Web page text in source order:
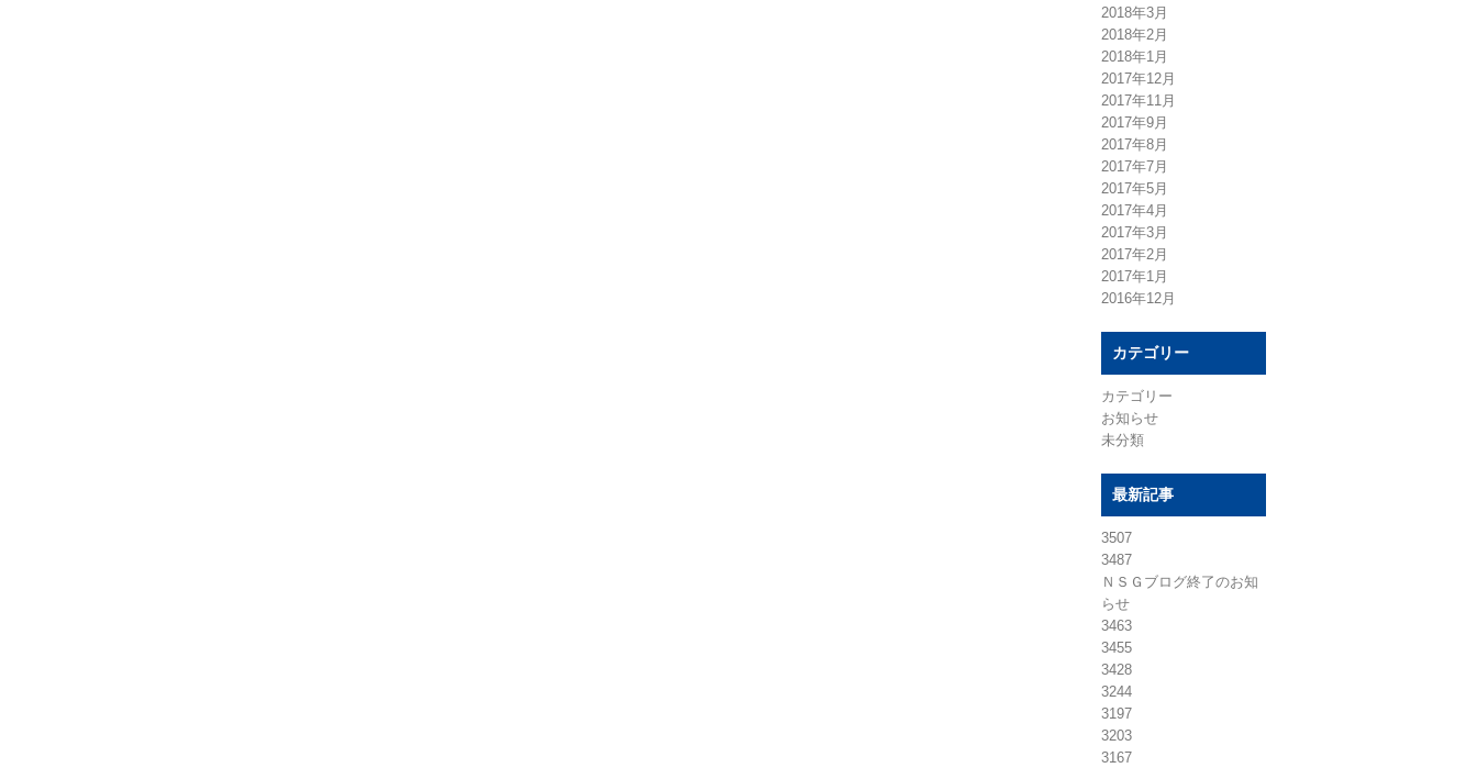
2018年3月
2018年2月
2018年1月
2017年12月
2017年11月
2017年9月
2017年8月
2017年7月
2017年5月
2017年4月
2017年3月
2017年2月
2017年1月
2016年12月
カテゴリー
カテゴリー
お知らせ
未分類
最新記事
3507
3487
ＮＳＧブログ終了のお知
らせ
3463
3455
3428
3244
3197
3203
3167